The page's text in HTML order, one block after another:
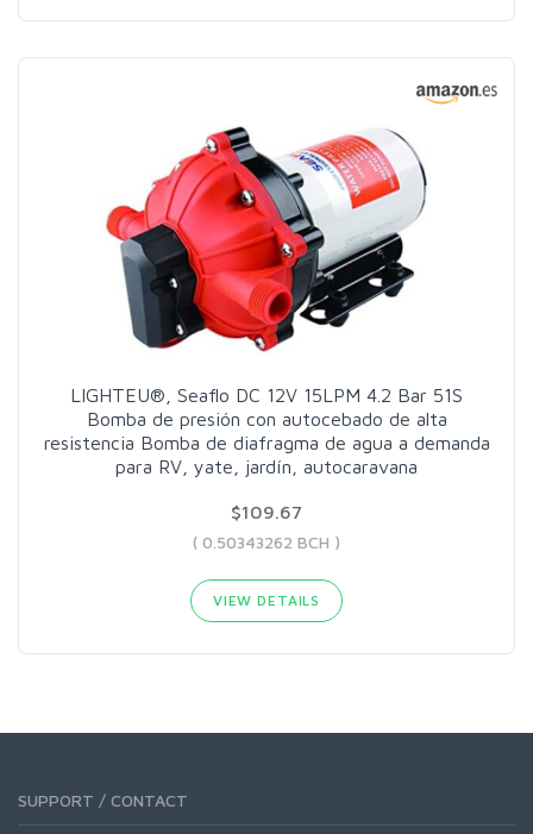
LIGHTEU®, Seaflo DC 12V 15LPM 4.2 Bar 51S
Bomba de presión con autocebado de alta
resistencia Bomba de diafragma de agua a demanda
para RV, yate, jardín, autocaravana
$109.67
( 0.50343262 BCH )
VIEW DETAILS
SUPPORT / CONTACT